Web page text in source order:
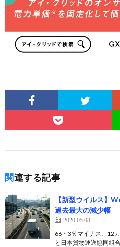
関連する記事
【新型ウイルス】
過去最大の減少幅
2020.05.08
66・3％マイナス、12
と日本貨物運送協同組